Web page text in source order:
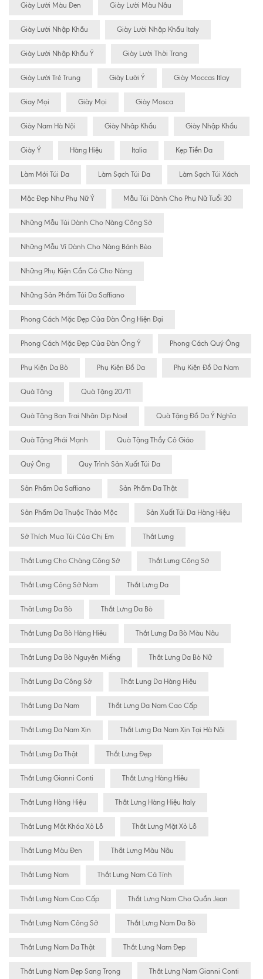
Giày Lười Màu Đen Giày Lười Màu Nâu
Giày Lười Nhập Khẩu Giày Lười Nhập Khẩu Italy
Giày Lười Nhập Khẩu Ý Giày Lười Thời Trang
Giày Lười Trẻ Trung Giày Lười Ý Giày Moccas Itlay
Giay Mọi Giày Mọi Giày Mosca
Giày Nam Hà Nội Giày Nhâp Khẩu Giày Nhập Khẩu
Giày Ý Hàng Hiệu Italia Kẹp Tiền Da
Làm Mới Túi Da Làm Sạch Túi Da Làm Sạch Túi Xách
Mặc Đẹp Như Phụ Nữ Ý Mẫu Túi Dành Cho Phụ Nữ Tuổi 30
Những Mẫu Túi Dành Cho Nàng Công Sở
Những Mẫu Ví Dành Cho Nàng Bánh Bèo
Những Phụ Kiện Cần Có Cho Nàng
Những Sản Phẩm Túi Da Saffiano
Phong Cách Mặc Đẹp Của Đàn Ông Hiện Đại
Phong Cách Mặc Đẹp Của Đàn Ông Ý Phong Cách Quý Ông
Phụ Kiện Da Bò Phụ Kiện Đồ Da Phụ Kiện Đồ Da Nam
Quà Tặng Quà Tặng 20/11
Quà Tặng Bạn Trai Nhân Dịp Noel Quà Tặng Đồ Da Ý Nghĩa
Quà Tặng Phái Mạnh Quà Tặng Thầy Cô Giáo
Quý Ông Quy Trình Sản Xuất Túi Da
Sản Phẩm Da Saffiano Sản Phẩm Da Thật
Sản Phẩm Da Thuộc Thảo Mộc Sản Xuất Túi Da Hàng Hiệu
Sở Thích Mua Túi Của Chị Em Thắt Lưng
Thắt Lưng Cho Chàng Công Sở Thắt Lưng Công Sở
Thắt Lưng Công Sở Nam Thắt Lưng Da
Thăt Lưng Da Bò Thắt Lưng Da Bò
Thắt Lưng Da Bò Hàng Hiêu Thắt Lưng Da Bò Màu Nâu
Thắt Lưng Da Bò Nguyên Miếng Thắt Lưng Da Bò Nữ
Thắt Lưng Da Công Sở Thắt Lưng Da Hàng Hiệu
Thắt Lưng Da Nam Thắt Lưng Da Nam Cao Cấp
Thắt Lưng Da Nam Xịn Thắt Lưng Da Nam Xịn Tại Hà Nội
Thắt Lưng Da Thật Thắt Lưng Đẹp
Thắt Lưng Gianni Conti Thắt Lưng Hàng Hiêu
Thắt Lưng Hàng Hiệu Thắt Lưng Hàng Hiệu Italy
Thắt Lưng Mặt Khóa Xỏ Lỗ Thắt Lưng Mặt Xỏ Lỗ
Thắt Lưng Màu Đen Thắt Lưng Màu Nâu
Thắt Lưng Nam Thắt Lưng Nam Cá Tính
Thắt Lưng Nam Cao Cấp Thắt Lưng Nam Cho Quần Jean
Thắt Lưng Nam Công Sở Thắt Lưng Nam Da Bò
Thắt Lưng Nam Da Thật Thắt Lưng Nam Đẹp
Thắt Lưng Nam Đẹp Sang Trọng Thắt Lưng Nam Gianni Conti